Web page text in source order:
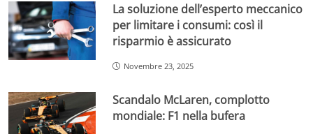
La soluzione dell’esperto meccanico
per limitare i consumi: così il
risparmio è assicurato
Novembre 23, 2025
Scandalo McLaren, complotto
mondiale: F1 nella bufera